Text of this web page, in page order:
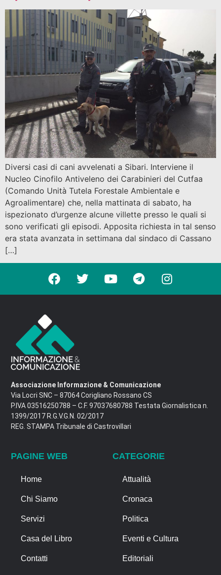
Diversi casi di cani avvelenati a Sibari. Interviene il
Nucleo Cinofilo Antiveleno dei Carabinieri del Cutfaa
(Comando Unità Tutela Forestale Ambientale e
Agroalimentare) che, nella mattinata di sabato, ha
ispezionato d’urgenze alcune villette presso le quali si
sono verificati gli episodi. Apposita richiesta in tal senso
era stata avanzata in settimana dal sindaco di Cassano
[…]
Associazione Informazione & Comunicazione
Via Locri SNC – 87064 Corigliano Rossano CS
P.IVA 03516250788 – C.F. 97037680788 Testata Giornalistica n.
1399/2017 R.G.V.G.N. 02/2017
REG. STAMPA Tribunale di Castrovillari
PAGINE WEB
Home
Chi Siamo
Servizi
Casa del Libro
Contatti
CATEGORIE
Attualità
Cronaca
Politica
Eventi e Cultura
Editoriali